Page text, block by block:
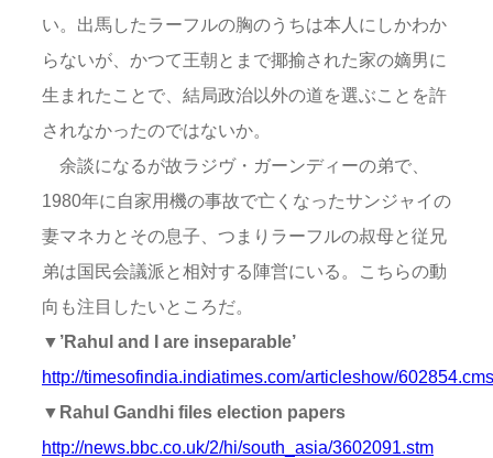
い。出馬したラーフルの胸のうちは本人にしかわか
らないが、かつて王朝とまで揶揄された家の嫡男に
生まれたことで、結局政治以外の道を選ぶことを許
されなかったのではないか。
余談になるが故ラジヴ・ガーンディーの弟で、
1980年に自家用機の事故で亡くなったサンジャイの
妻マネカとその息子、つまりラーフルの叔母と従兄
弟は国民会議派と相対する陣営にいる。こちらの動
向も注目したいところだ。
▼’Rahul and I are inseparable’
http://timesofindia.indiatimes.com/articleshow/602854.cms
▼Rahul Gandhi files election papers
http://news.bbc.co.uk/2/hi/south_asia/3602091.stm